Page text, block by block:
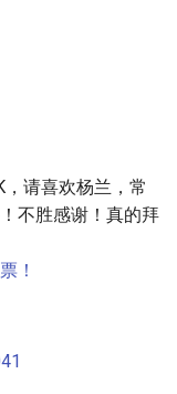
请喜欢杨兰，常
不胜感谢！真的拜
！